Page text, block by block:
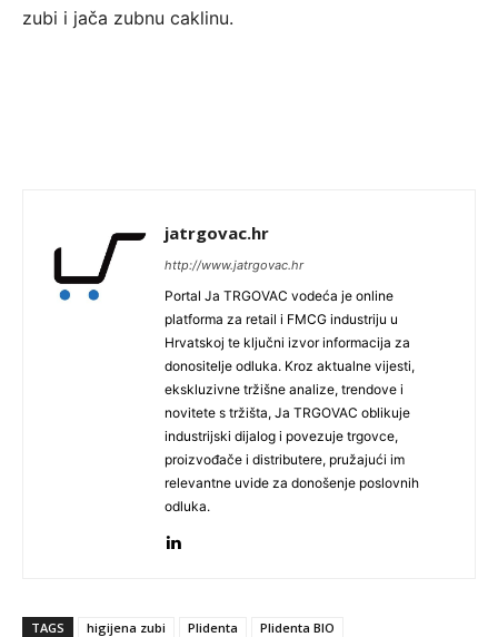
zubi i jača zubnu caklinu.
jatrgovac.hr
http://www.jatrgovac.hr
Portal Ja TRGOVAC vodeća je online
platforma za retail i FMCG industriju u
Hrvatskoj te ključni izvor informacija za
donositelje odluka. Kroz aktualne vijesti,
ekskluzivne tržišne analize, trendove i
novitete s tržišta, Ja TRGOVAC oblikuje
industrijski dijalog i povezuje trgovce,
proizvođače i distributere, pružajući im
relevantne uvide za donošenje poslovnih
odluka.
TAGS higijena zubi Plidenta Plidenta BIO